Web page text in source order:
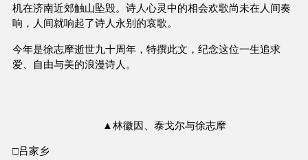
机在济南近郊触山坠毁。诗人心灵中的相会欢歌尚未在人间奏
响，人间就响起了诗人永别的哀歌。
今年是徐志摩逝世九十周年，特撰此文，纪念这位一生追求
爱、自由与美的浪漫诗人。
▲林徽因、泰戈尔与徐志摩
□吕家乡